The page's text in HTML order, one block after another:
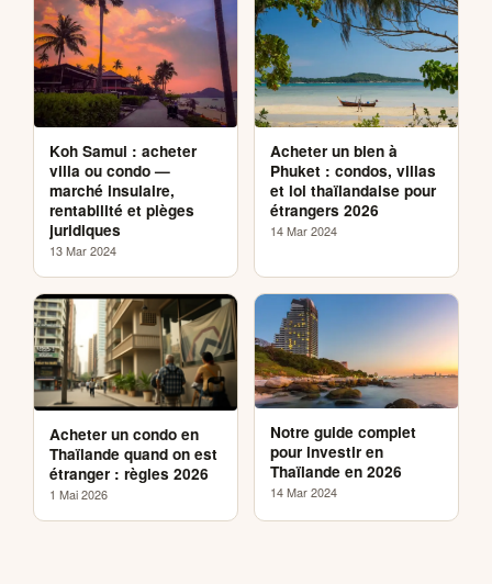
Koh Samui : acheter
villa ou condo —
marché insulaire,
rentabilité et pièges
juridiques
13 Mar 2024
Acheter un bien à
Phuket : condos, villas
et loi thaïlandaise pour
étrangers 2026
14 Mar 2024
Acheter un condo en
Thaïlande quand on est
étranger : règles 2026
1 Mai 2026
Notre guide complet
pour investir en
Thaïlande en 2026
14 Mar 2024